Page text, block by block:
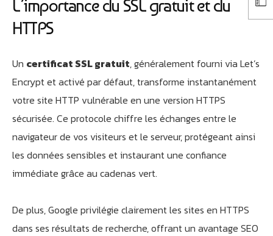
L’importance du SSL gratuit et du
HTTPS
Un certificat SSL gratuit, généralement fourni via Let’s
Encrypt et activé par défaut, transforme instantanément
votre site HTTP vulnérable en une version HTTPS
sécurisée. Ce protocole chiffre les échanges entre le
navigateur de vos visiteurs et le serveur, protégeant ainsi
les données sensibles et instaurant une confiance
immédiate grâce au cadenas vert.
De plus, Google privilégie clairement les sites en HTTPS
dans ses résultats de recherche, offrant un avantage SEO